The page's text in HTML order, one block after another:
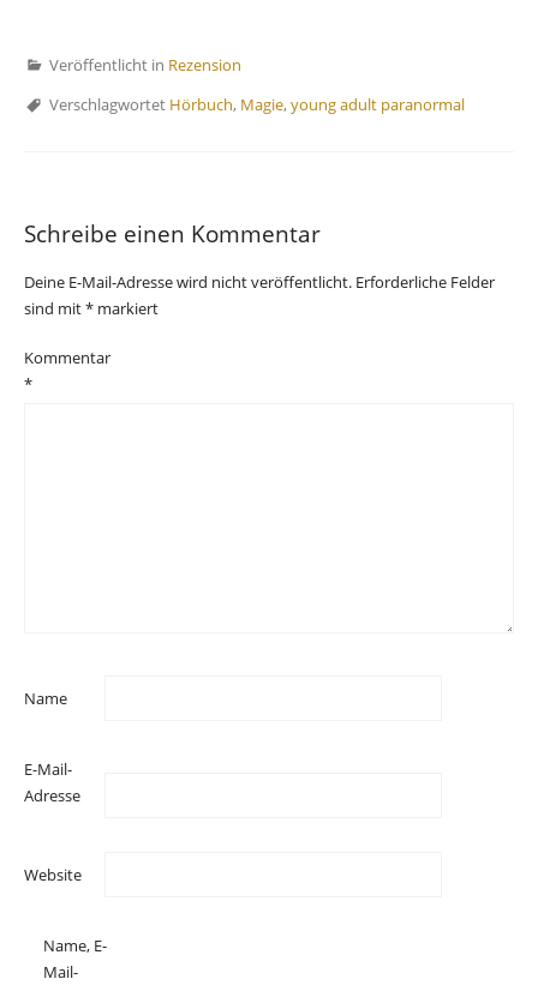
Veröffentlicht in Rezension
Verschlagwortet Hörbuch, Magie,young adult paranormal
Schreibe einen Kommentar
Deine E-Mail-Adresse wird nicht veröffentlicht. Erforderliche Felder
sind mit* markiert
Kommentar
*
Name
E-Mail-
Adresse
Website
Name, E-
Mail-